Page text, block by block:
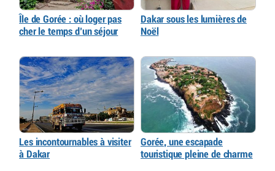
Île de Gorée : où loger pas
cher le temps d’un séjour
Dakar sous les lumières de
Noël
Les incontournables à visiter
à Dakar
Gorée, une escapade
touristique pleine de charme